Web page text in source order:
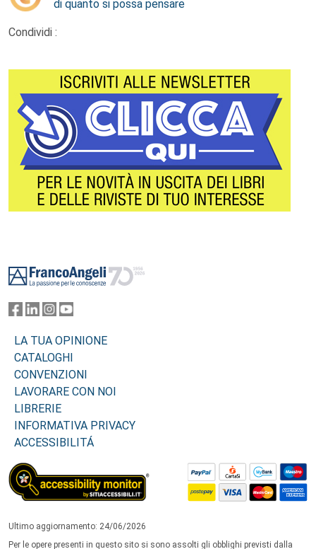
di quanto si possa pensare
Condividi :
LA TUA OPINIONE
CATALOGHI
CONVENZIONI
LAVORARE CON NOI
LIBRERIE
INFORMATIVA PRIVACY
ACCESSIBILITÁ
Ultimo aggiornamento: 24/06/2026
Per le opere presenti in questo sito si sono assolti gli obblighi previsti dalla